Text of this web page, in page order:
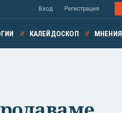
Вход Регистрация
КАЛЕЙДОСКОП МНЕНИЯ